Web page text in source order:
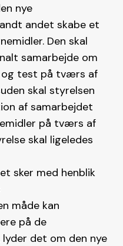
nye
andet skabe et
Den skal
samarbejde om
test på tværs af
skal styrelsen
af samarbejdet
på tværs af
skal ligeledes
sker med henblik
måde kan
på de
det om den nye